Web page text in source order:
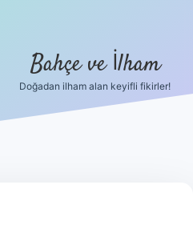
Bahçe ve İlham
Doğadan ilham alan keyifli fikirler!